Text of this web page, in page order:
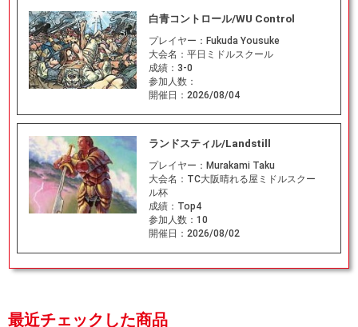
白青コントロール/WU Control
プレイヤー： Fukuda Yousuke
大会名： 平日ミドルスクール
成績： 3-0
参加人数：
開催日： 2026/08/04
ランドスティル/Landstill
プレイヤー： Murakami Taku
大会名： TC大阪晴れる屋ミドルスクー
ル杯
成績： Top4
参加人数： 10
開催日： 2026/08/02
最近チェックした商品